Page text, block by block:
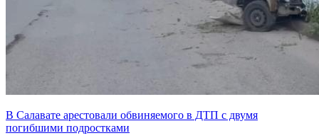
В Салавате арестовали обвиняемого в ДТП с двумя
погибшими подростками